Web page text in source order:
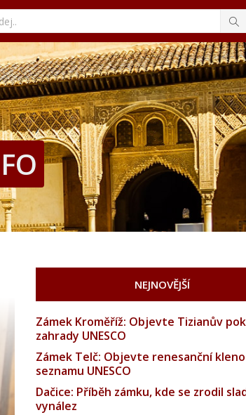
NEJNOVĚJŠÍ
Zámek Kroměříž: Objevte Tizianův
zahrady UNESCO
Zámek Telč: Objevte renesanční
seznamu UNESCO
Dačice: Příběh zámku, kde se zrodil
vynález